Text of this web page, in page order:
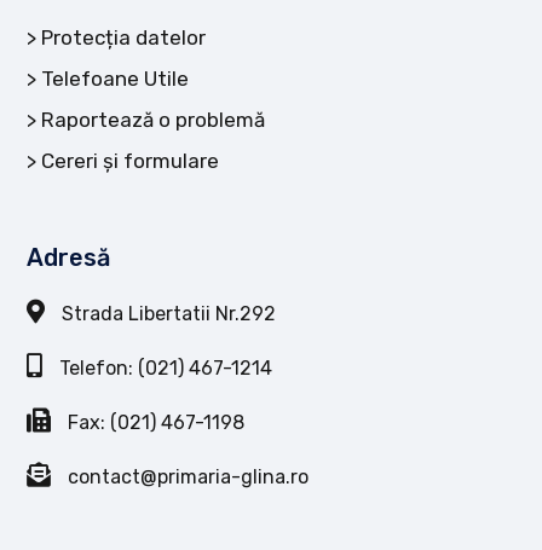
Protecția datelor
Telefoane Utile
Raportează o problemă
Cereri și formulare
Adresă
Strada Libertatii Nr.292
Telefon: (021) 467-1214
Fax: (021) 467-1198
contact@primaria-glina.ro